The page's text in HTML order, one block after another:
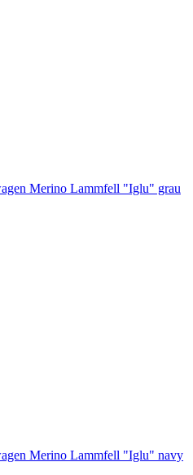
Merino Lammfell "Iglu" grau
Merino Lammfell "Iglu" navy